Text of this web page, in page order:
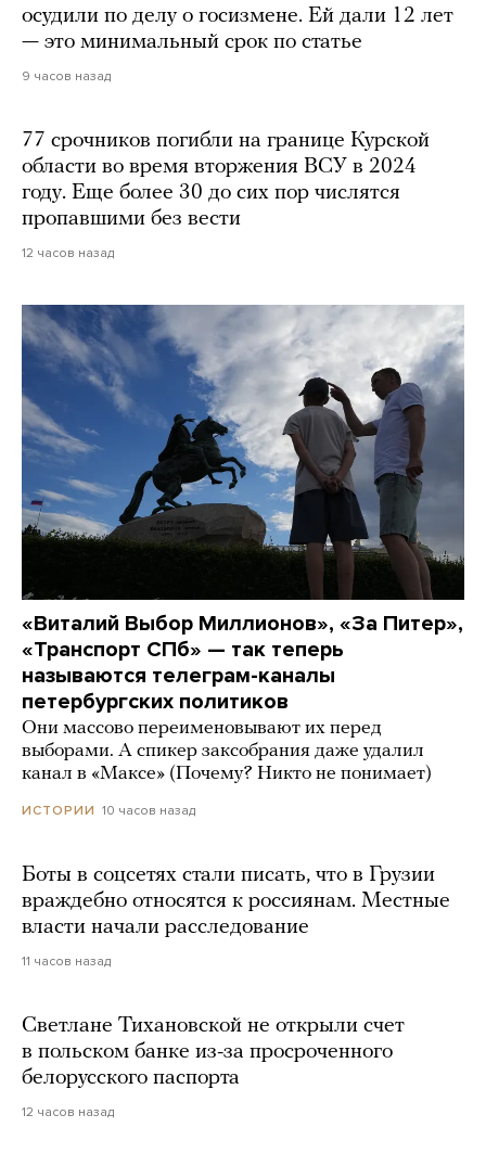
осудили по делу о госизмене. Ей дали 12 лет
— это минимальный срок по статье
9 часов назад
77 срочников погибли на границе Курской
области во время вторжения ВСУ в 2024
году. Еще более 30 до сих пор числятся
пропавшими без вести
12 часов назад
«Виталий Выбор Миллионов», «За Питер»,
«Транспорт СПб» — так теперь
называются телеграм-каналы
петербургских политиков
Они массово переименовывают их перед
выборами. А спикер заксобрания даже удалил
канал в «Максе» (Почему? Никто не понимает)
ИСТОРИИ 10 часов назад
Боты в соцсетях стали писать, что в Грузии
враждебно относятся к россиянам. Местные
власти начали расследование
11 часов назад
Светлане Тихановской не открыли счет
в польском банке из-за просроченного
белорусского паспорта
12 часов назад